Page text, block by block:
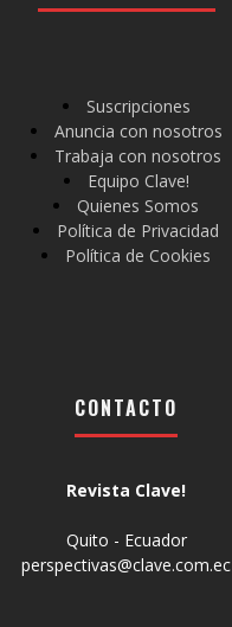
Suscripciones
Anuncia con nosotros
Trabaja con nosotros
Equipo Clave!
Quienes Somos
Política de Privacidad
Política de Cookies
CONTACTO
Revista Clave!
Quito - Ecuador
perspectivas@clave.com.ec